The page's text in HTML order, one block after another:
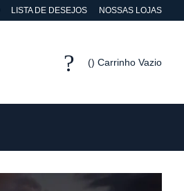
LISTA DE DESEJOS NOSSAS LOJAS
Carrinho Vazio